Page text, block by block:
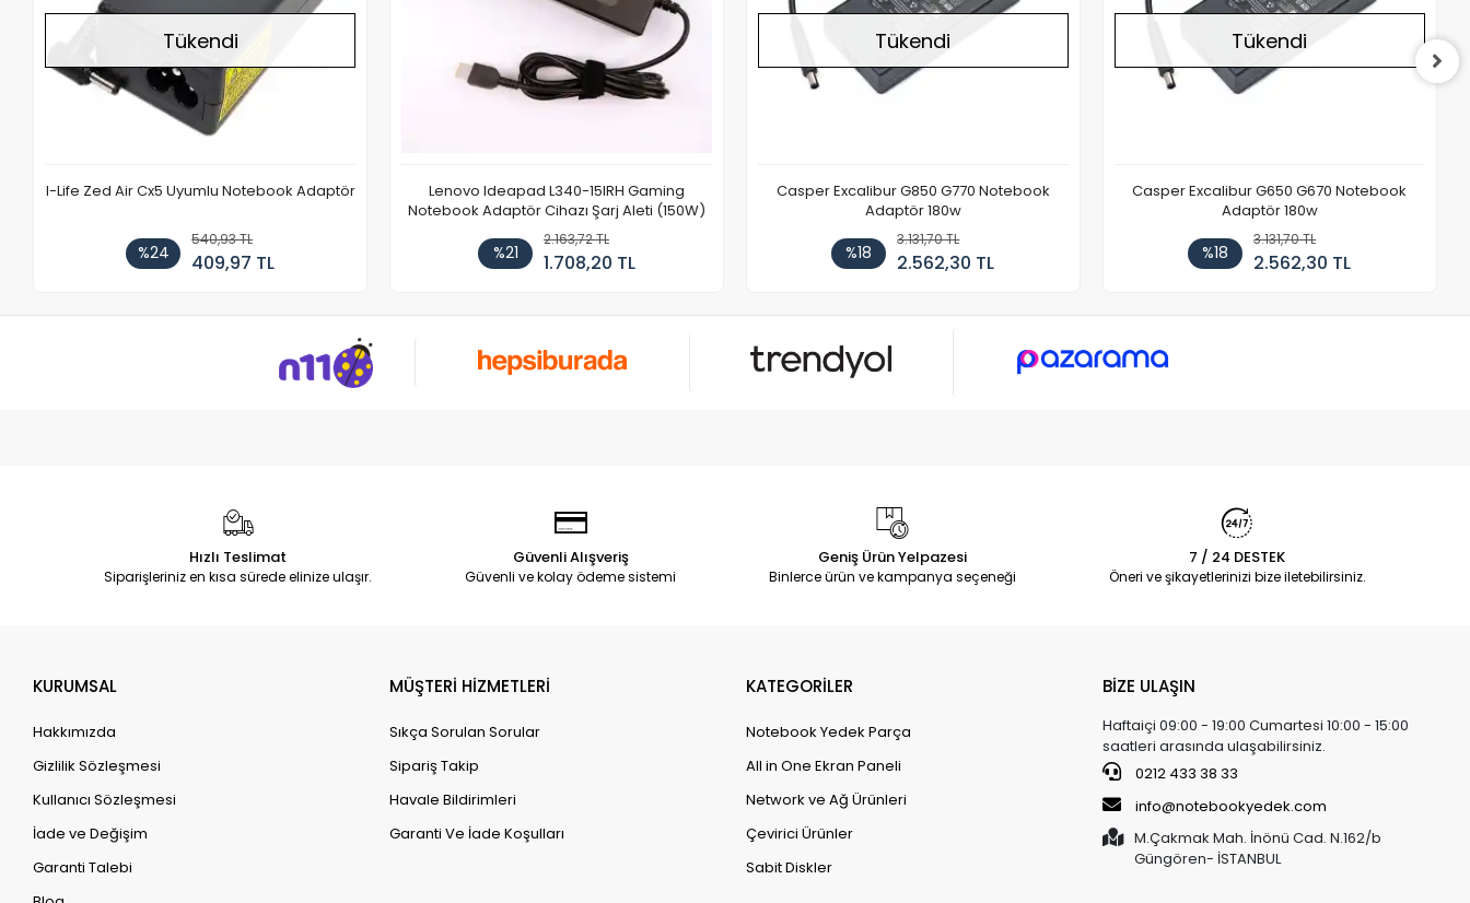
Tükendi
I-Life Zed Air Cx5 Uyumlu Notebook Adaptör
%24
540,93 TL
409,97 TL
Lenovo Ideapad L340-15IRH Gaming
Notebook Adaptör Cihazı Şarj Aleti (150W)
%21
2.163,72 TL
1.708,20 TL
Tükendi
Casper Excalibur G850 G770 Notebook
Adaptör 180w
%18
3.131,70 TL
2.562,30 TL
Tükendi
Casper Excalibur G650 G670 Notebook
Adaptör 180w
%18
3.131,70 TL
2.562,30 TL
Hızlı Teslimat
Siparişleriniz en kısa sürede elinize ulaşır.
Güvenli Alışveriş
Güvenli ve kolay ödeme sistemi
Geniş Ürün Yelpazesi
Binlerce ürün ve kampanya seçeneği
7 / 24 DESTEK
Öneri ve şikayetlerinizi bize iletebilirsiniz.
KURUMSAL
Hakkımızda
Gizlilik Sözleşmesi
Kullanıcı Sözleşmesi
İade ve Değişim
Garanti Talebi
MÜŞTERİ HİZMETLERİ
Sıkça Sorulan Sorular
Sipariş Takip
Havale Bildirimleri
Garanti Ve İade Koşulları
KATEGORİLER
Notebook Yedek Parça
All in One Ekran Paneli
Network ve Ağ Ürünleri
Çevirici Ürünler
Sabit Diskler
BİZE ULAŞIN
Haftaiçi 09:00 - 19:00 Cumartesi 10:00 - 15:00
saatleri arasında ulaşabilirsiniz.
0212 433 38 33
info@notebookyedek.com
M.Çakmak Mah. İnönü Cad. N.162/b
Güngören- İSTANBUL